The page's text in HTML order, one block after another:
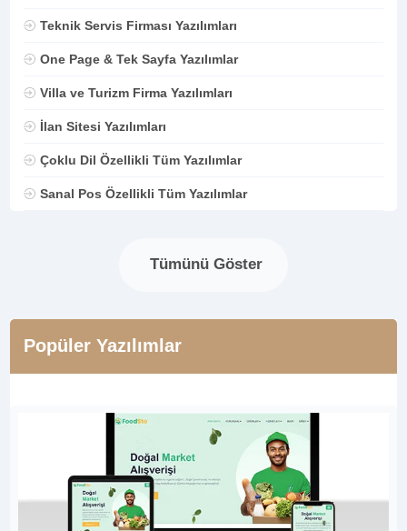
Teknik Servis Firması Yazılımları
One Page & Tek Sayfa Yazılımlar
Villa ve Turizm Firma Yazılımları
İlan Sitesi Yazılımları
Çoklu Dil Özellikli Tüm Yazılımlar
Sanal Pos Özellikli Tüm Yazılımlar
Tümünü Göster
Popüler Yazılımlar